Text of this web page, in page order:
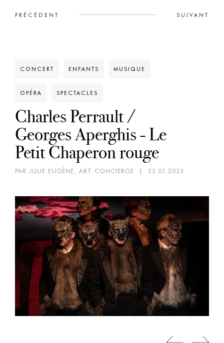
PRÉCÉDENT SUIVANT
CONCERT ENFANTS MUSIQUE
OPÉRA SPECTACLES
Charles Perrault /
Georges Aperghis - Le
Petit Chaperon rouge
PAR JULIE EUGÈNE, ART CONCIERGE 22.01.2023